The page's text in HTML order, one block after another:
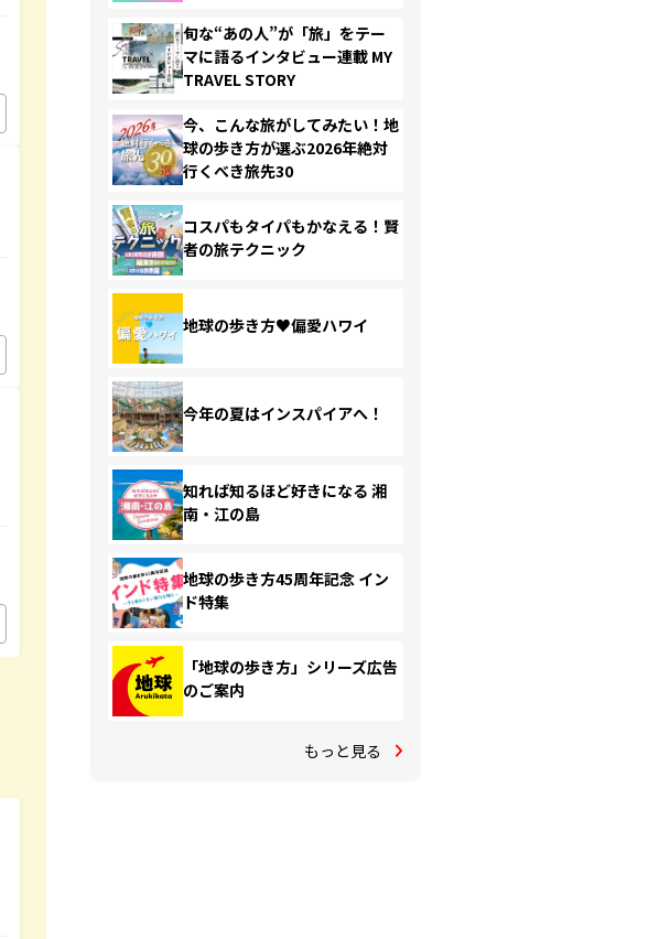
旬な“あの人”が「旅」をテー
マに語るインタビュー連載 MY
TRAVEL STORY
今、こんな旅がしてみたい！地
球の歩き方が選ぶ2026年絶対
行くべき旅先30
コスパもタイパもかなえる！賢
者の旅テクニック
地球の歩き方♥偏愛ハワイ
今年の夏はインスパイアへ！
知れば知るほど好きになる 湘
南・江の島
地球の歩き方45周年記念 イン
ド特集
「地球の歩き方」シリーズ広告
のご案内
もっと見る